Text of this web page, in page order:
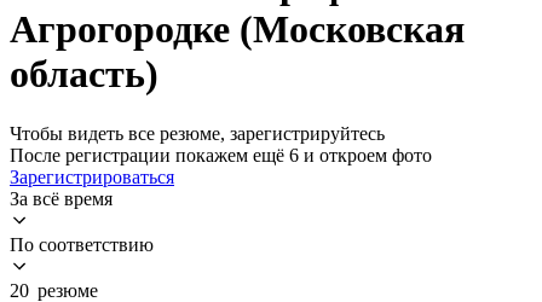
Агрогородке (Московская
область)
Чтобы видеть все резюме, зарегистрируйтесь
После регистрации покажем ещё 6 и откроем фото
Зарегистрироваться
За всё время
По соответствию
20 резюме